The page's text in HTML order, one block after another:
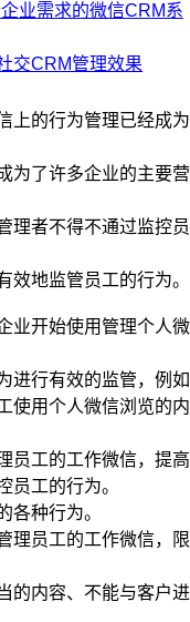
业需求的微信CRM系
交CRM管理效果
上的行为管理已经成为
为了许多企业的主要营
理者不得不通过监控员
效地监管员工的行为。
业开始使用管理个人微
进行有效的监管，例如
使用个人微信浏览的内
员工的工作微信，提高
员工的行为。
各种行为。
理员工的工作微信，限
的内容、不能与客户进